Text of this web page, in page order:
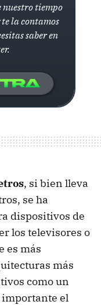
tiempo
te la contamos
saber en
, si bien lleva
se ha
dispositivos de
los televisores o
es más
más
como un
importante el